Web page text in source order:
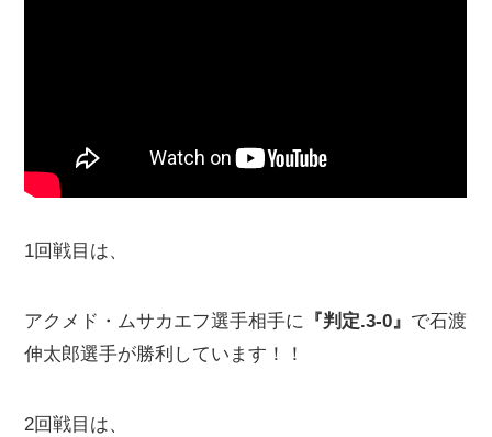
1回戦目は、
アクメド・ムサカエフ選手相手に 『判定.3-0』 で石渡
伸太郎選手が勝利しています！！
2回戦目は、